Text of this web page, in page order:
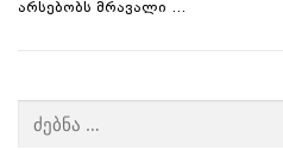
არსებობს მრავალი …